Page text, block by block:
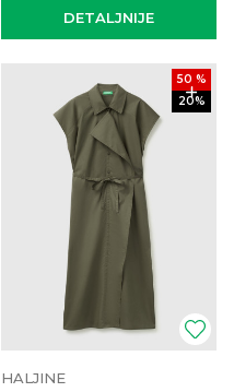
DETALJNIJE
50 %
20%
HALJINE